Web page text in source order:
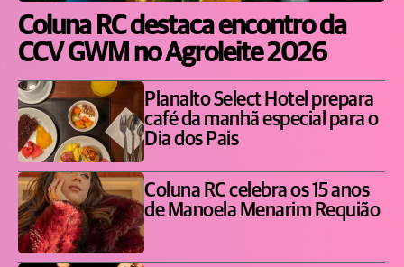
Coluna RC destaca encontro da
CCV GWM no Agroleite 2026
Planalto Select Hotel prepara
café da manhã especial para o
Dia dos Pais
Coluna RC celebra os 15 anos
de Manoela Menarim Requião